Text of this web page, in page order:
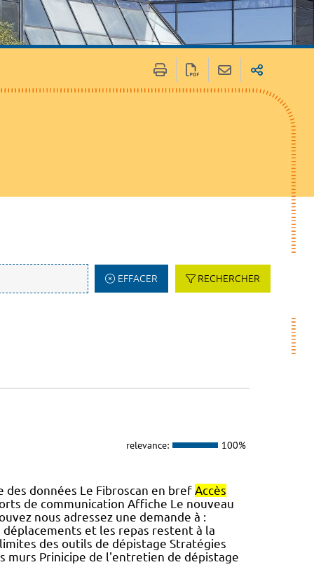
EFFACER RECHERCHER
relevance: 100%
données Le Fibroscan en bref Accès
de communication Affiche Le nouveau
nous adressez une demande à :
et les repas restent à la
des outils de dépistage Stratégies
murs Prinicipe de l'entretien de dépistage